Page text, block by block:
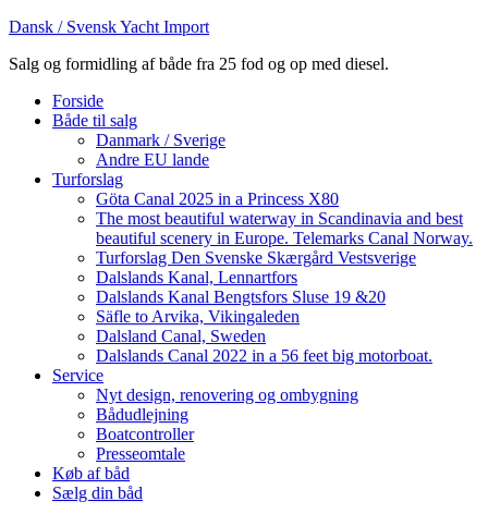
Dansk / Svensk Yacht Import
Salg og formidling af både fra 25 fod og op med diesel.
Forside
Både til salg
Danmark / Sverige
Andre EU lande
Turforslag
Göta Canal 2025 in a Princess X80
The most beautiful waterway in Scandinavia and best
beautiful scenery in Europe. Telemarks Canal Norway.
Turforslag Den Svenske Skærgård Vestsverige
Dalslands Kanal, Lennartfors
Dalslands Kanal Bengtsfors Sluse 19 &20
Säfle to Arvika, Vikingaleden
Dalsland Canal, Sweden
Dalslands Canal 2022 in a 56 feet big motorboat.
Service
Nyt design, renovering og ombygning
Bådudlejning
Boatcontroller
Presseomtale
Køb af båd
Sælg din båd